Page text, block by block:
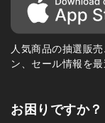
人気商品の抽選販
ン、セール情報を
お困りですか？